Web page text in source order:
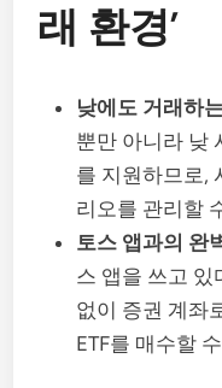
래 환경’
낮에도 거래하
뿐만 아니라 낮
를 지원하므로,
리오를 관리할
토스 앱과의 완
스 앱을 쓰고 있
없이 증권 계좌
ETF를 매수할